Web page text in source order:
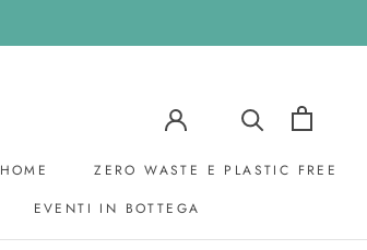
HOME
ZERO WASTE E PLASTIC FREE
EVENTI IN BOTTEGA